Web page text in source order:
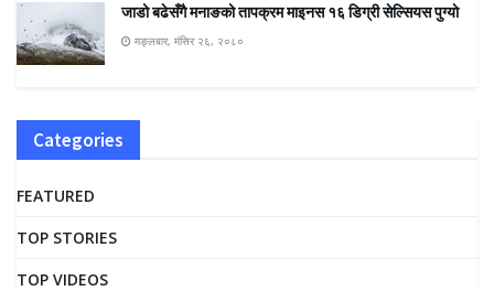
जाडो बढेसँगै मनाङको तापक्रम माइनस १६ डिग्री सेल्सियस पुग्याे
मङ्लबार, मंसिर २६, २०८०
Categories
FEATURED
TOP STORIES
TOP VIDEOS